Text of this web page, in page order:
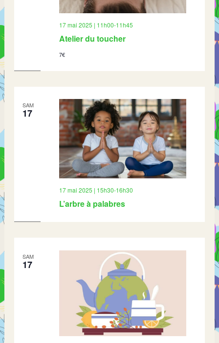
Atelier du toucher
17 mai 2025 | 11h00-11h45
7€
SAM
17
L’arbre à palabres
17 mai 2025 | 15h30-16h30
SAM
17